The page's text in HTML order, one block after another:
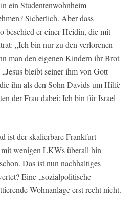
ein Studentenwohnheim
Sicherlich. Aber dass
beschied er einer Heidin, die mit
„Ich bin nur zu den verlorenen
man den eigenen Kindern ihr Brot
bleibt seiner ihm von Gott
ihn als den Sohn Davids um Hilfe
der Frau dabei: Ich bin für Israel
ist der skalierbare Frankfurt
wenigen LKWs überall hin
Das ist nun nachhaltiges
Eine „sozialpolitische
Wohnanlage erst recht nicht.